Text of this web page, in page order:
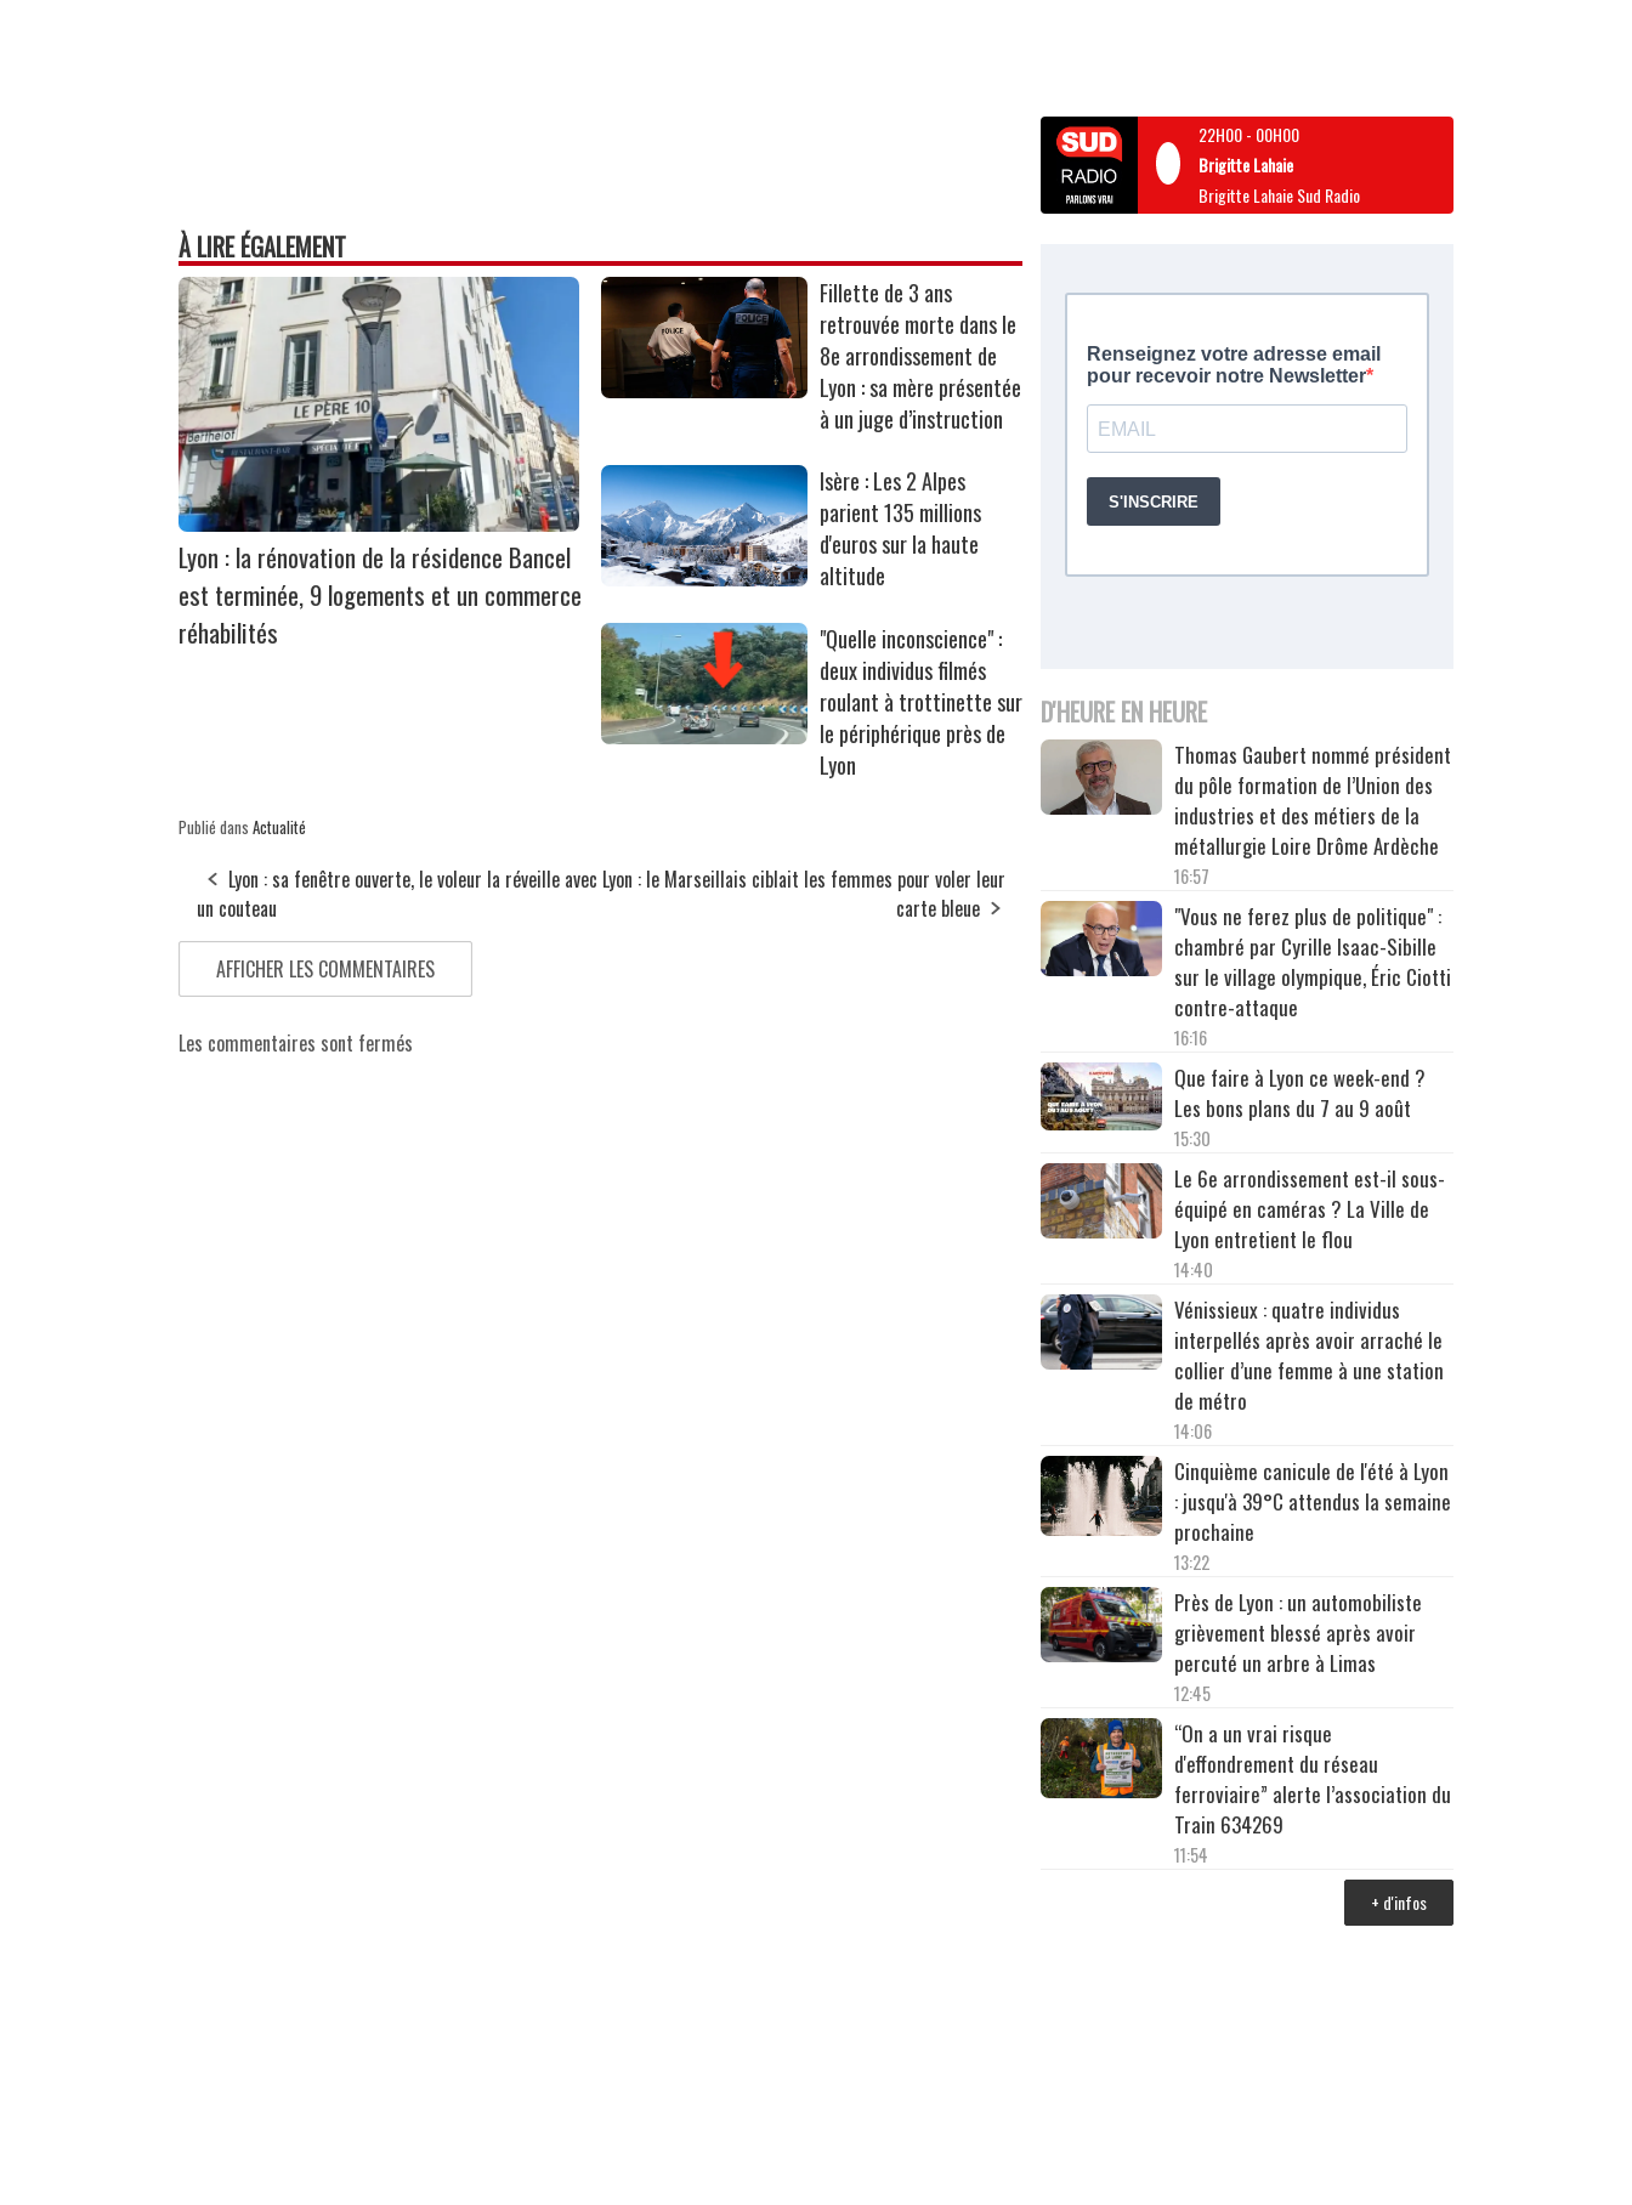
À LIRE ÉGALEMENT
Lyon : la rénovation de la résidence Bancel
est terminée, 9 logements et un commerce
réhabilités
Fillette de 3 ans
retrouvée morte dans le
8e arrondissement de
Lyon : sa mère présentée
à un juge d’instruction
Isère : Les 2 Alpes
parient 135 millions
d'euros sur la haute
altitude
"Quelle inconscience" :
deux individus filmés
roulant à trottinette sur
le périphérique près de
Lyon
Publié dans Actualité
Lyon : sa fenêtre ouverte, le voleur la réveille avec
un couteau
Lyon : le Marseillais ciblait les femmes pour voler leur
carte bleue
AFFICHER LES COMMENTAIRES
Les commentaires sont fermés
22H00- 00H00
Brigitte Lahaie
Brigitte Lahaie Sud Radio
D'HEURE EN HEURE
Thomas Gaubert nommé président
du pôle formation de l’Union des
industries et des métiers de la
métallurgie Loire Drôme Ardèche
16:57
"Vous ne ferez plus de politique" :
chambré par Cyrille Isaac-Sibille
sur le village olympique, Éric Ciotti
contre-attaque
16:16
Que faire à Lyon ce week-end ?
Les bons plans du 7 au 9 août
15:30
Le 6e arrondissement est-il sous-
équipé en caméras ? La Ville de
Lyon entretient le flou
14:40
Vénissieux : quatre individus
interpellés après avoir arraché le
collier d’une femme à une station
de métro
14:06
Cinquième canicule de l'été à Lyon
: jusqu'à 39°C attendus la semaine
prochaine
13:22
Près de Lyon : un automobiliste
grièvement blessé après avoir
percuté un arbre à Limas
12:45
“On a un vrai risque
d'effondrement du réseau
ferroviaire” alerte l’association du
Train 634269
11:54
+ d'infos